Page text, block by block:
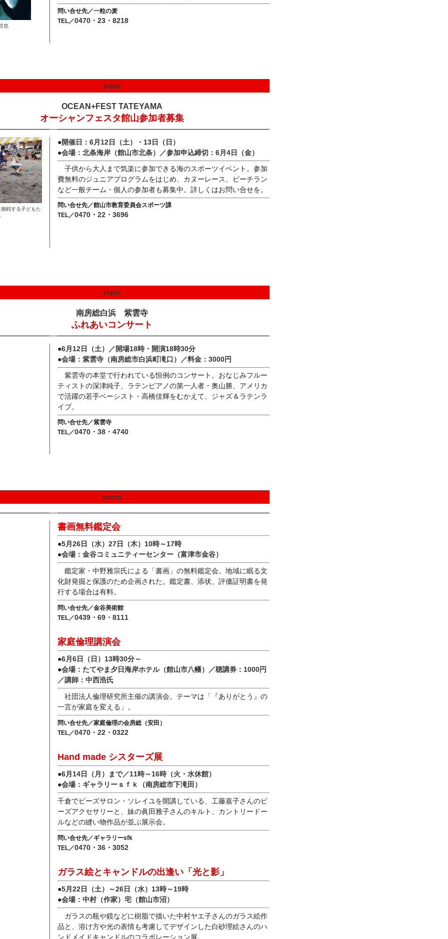
也
問い合せ先／一粒の麦
TEL／0470・23・8218
topic
OCEAN+FEST TATEYAMA
オーシャンフェスタ館山参加者募集
戦する子どもた
●開催日：6月12日（土）・13日（日）
●会場：北条海岸（館山市北条）／参加申込締切：6月4日（金）
子供から大人まで気楽に参加できる海のスポーツイベント。参加
費無料のジュニアプログラムをはじめ、カヌーレース、ビーチラン
など一般チーム・個人の参加者も募集中。詳しくはお問い合せを。
問い合せ先／館山市教育委員会スポーツ課
TEL／0470・22・3696
topic
南房総白浜 紫雲寺
ふれあいコンサート
●6月12日（土）／開場18時・開演18時30分
●会場：紫雲寺（南房総市白浜町滝口）／料金：3000円
紫雲寺の本堂で行われている恒例のコンサート。おなじみフルー
ティストの深津純子、ラテンピアノの第一人者・奥山勝、アメリカ
で活躍の若手ベーシスト・高橋佳輝をむかえて、ジャズ＆ラテンラ
イブ。
問い合せ先／紫雲寺
TEL／0470・38・4740
event
書画無料鑑定会
●5月26日（水）27日（木）10時～17時
●会場：金谷コミュニティーセンター（富津市金谷）
鑑定家・中野雅宗氏による「書画」の無料鑑定会。地域に眠る文
化財発掘と保護のため企画された。鑑定書、添状、評価証明書を発
行する場合は有料。
問い合せ先／金谷美術館
TEL／0439・69・8111
家庭倫理講演会
●6月6日（日）13時30分～
●会場：たてやま夕日海岸ホテル（館山市八幡）／聴講券：1000円
／講師：中西浩氏
社団法人倫理研究所主催の講演会。テーマは「『ありがとう』の
一言が家庭を変える」。
問い合せ先／家庭倫理の会房総（安田）
TEL／0470・22・0322
Hand made シスターズ展
●6月14日（月）まで／11時～16時（火・水休館）
●会場：ギャラリーｓｆｋ（南房総市下滝田）
千倉でビーズサロン・ソレイユを開講している、工藤嘉子さんのビ
ーズアクセサリーと、妹の眞田雅子さんのキルト、カントリードー
ルなどの縫い物作品が並ぶ展示会。
問い合せ先／ギャラリーsfk
TEL／0470・36・3052
ガラス絵とキャンドルの出逢い「光と影」
●5月22日（土）～26日（水）13時～19時
●会場：中村（作家）宅（館山市沼）
ガラスの瓶や鏡などに樹脂で描いた中村ヤエ子さんのガラス絵作
品と、溶け方や光の表情も考慮してデザインした白砂理絵さんのハ
ンドメイドキャンドルのコラボレーション展。